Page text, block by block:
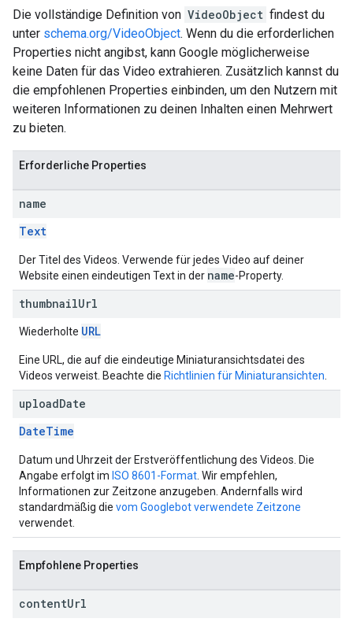
Die vollständige Definition von VideoObject findest du
unter schema.org/VideoObject. Wenn du die erforderlichen
Properties nicht angibst, kann Google möglicherweise
keine Daten für das Video extrahieren. Zusätzlich kannst du
die empfohlenen Properties einbinden, um den Nutzern mit
weiteren Informationen zu deinen Inhalten einen Mehrwert
zu bieten.
Erforderliche Properties
name
Text
Der Titel des Videos. Verwende für jedes Video auf deiner
Website einen eindeutigen Text in der name-Property.
thumbnailUrl
Wiederholte URL
Eine URL, die auf die eindeutige Miniaturansichtsdatei des
Videos verweist. Beachte die Richtlinien für Miniaturansichten
uploadDate
DateTime
Datum und Uhrzeit der Erstveröffentlichung des Videos. Die
Angabe erfolgt im ISO 8601-Format . Wir empfehlen,
Informationen zur Zeitzone anzugeben. Andernfalls wird
standardmäßig die vom Googlebot verwendete Zeitzone
verwendet.
Empfohlene Properties
contentUrl